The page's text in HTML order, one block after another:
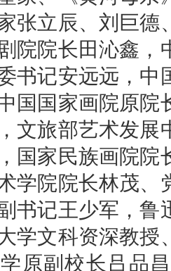
张立辰、刘巨德
院院长田沁鑫，
书记安远远，中
国国家画院原院
文旅部艺术发
国家民族画院
学院院长林茂、
书记王少军，鲁
学文科资深教授
原副校长吕品